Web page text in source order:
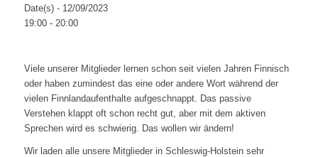
Date(s) - 12/09/2023
19:00 - 20:00
Viele unserer Mitglieder lernen schon seit vielen Jahren Finnisch
oder haben zumindest das eine oder andere Wort während der
vielen Finnlandaufenthalte aufgeschnappt. Das passive
Verstehen klappt oft schon recht gut, aber mit dem aktiven
Sprechen wird es schwierig. Das wollen wir ändern!
Wir laden alle unsere Mitglieder in Schleswig-Holstein sehr